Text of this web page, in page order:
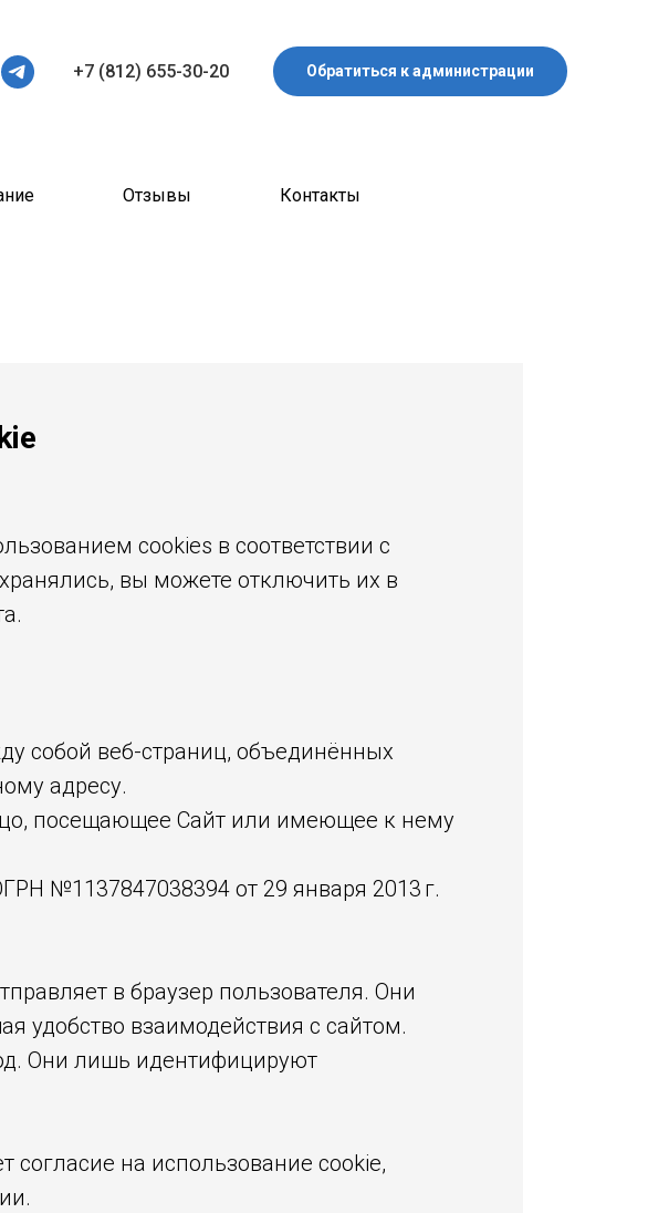
+7 (812) 655-30-20 Обратиться к администрации
Отзывы Контакты
cookies в соответствии с
вы можете отключить их в
собой веб-страниц, объединённых
адресу.
посещающее Сайт или имеющее к нему
№1137847038394 от 29 января 2013 г.
в браузер пользователя. Они
удобство взаимодействия с сайтом.
Они лишь идентифицируют
на использование cookie,